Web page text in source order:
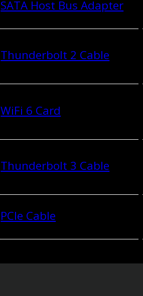
SATA Host Bus Adapter
Thunderbolt 2 Cable
WiFi 6 Card
Thunderbolt 3 Cable
PCIe Cable